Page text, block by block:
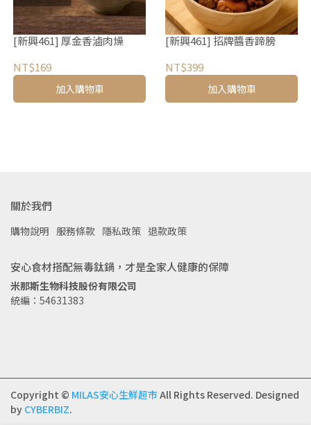
[新興461] 厚金香滷肉燥
NT$169
加入購物車
[新興461] 招牌醬香蹄膀
NT$399
加入購物車
關於我們
購物說明 服務條款 隱私政策 退款政策
安心食材搭配無毒鈦鍋，才是全家人健康的保障
米那斯生物科技股份有限公司
統編：54631383
Copyright © MILAS安心生鮮超市 All Rights Reserved. Designed
by CYBERBIZ.